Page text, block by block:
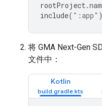
rootProject.
include( ":app" )
将 GMA Next-Gen
文件中：
Kotlin